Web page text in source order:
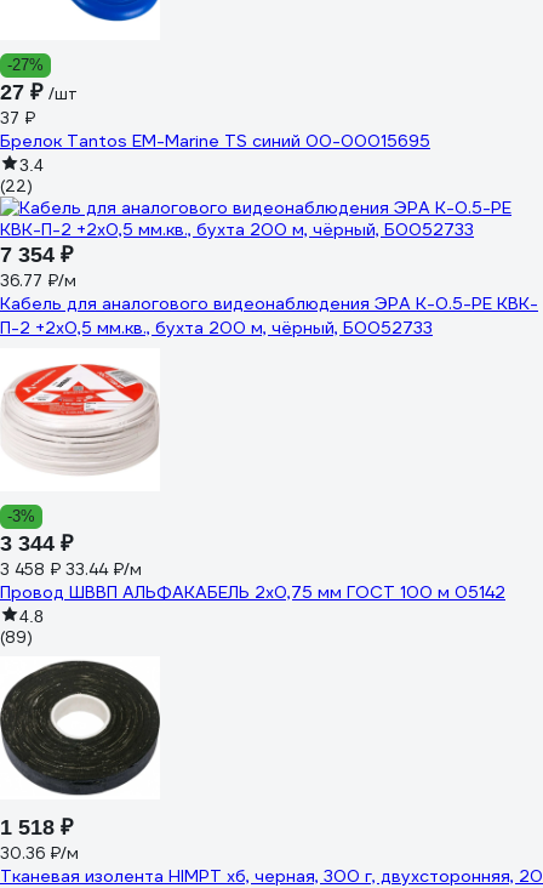
-27%
27 ₽ /шт
37 ₽
Брелок Tantos EM-Marine TS синий 00-00015695
3.4
(22)
7 354 ₽
36.77 ₽/м
Кабель для аналогового видеонаблюдения ЭРА K-0.5-PE КВК-
П-2 +2x0,5 мм.кв., бухта 200 м, чёрный, Б0052733
-3%
3 344 ₽
3 458 ₽ 33.44 ₽/м
Провод ШВВП АЛЬФАКАБЕЛЬ 2х0,75 мм ГОСТ 100 м 05142
4.8
(89)
1 518 ₽
30.36 ₽/м
Тканевая изолента HIMPT хб, черная, 300 г, двухсторонняя, 20